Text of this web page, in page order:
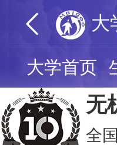
大
大学首页
无
全